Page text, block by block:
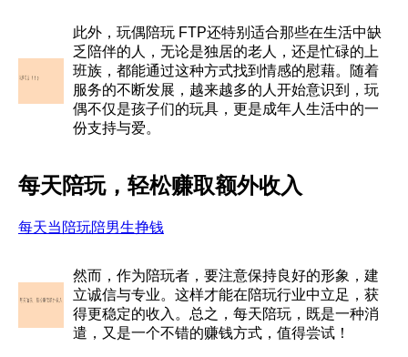
此外，玩偶陪玩 FTP还特别适合那些在生活中缺
乏陪伴的人，无论是独居的老人，还是忙碌的上
班族，都能通过这种方式找到情感的慰藉。随着
服务的不断发展，越来越多的人开始意识到，玩
偶不仅是孩子们的玩具，更是成年人生活中的一
份支持与爱。
每天陪玩，轻松赚取额外收入
每天当陪玩陪男生挣钱
然而，作为陪玩者，要注意保持良好的形象，建
立诚信与专业。这样才能在陪玩行业中立足，获
得更稳定的收入。总之，每天陪玩，既是一种消
遣，又是一个不错的赚钱方式，值得尝试！